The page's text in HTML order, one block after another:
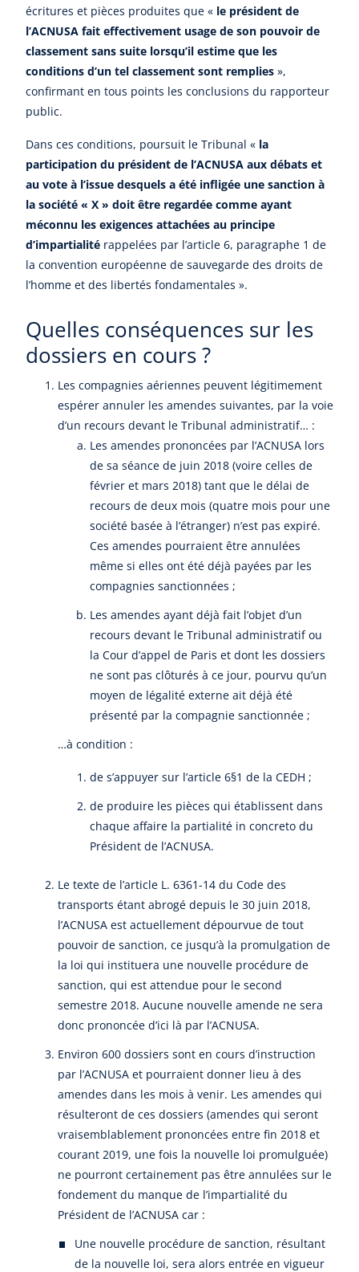
écritures et pièces produites que « le président de
l’ACNUSA fait effectivement usage de son pouvoir de
classement sans suite lorsqu’il estime que les
conditions d’un tel classement sont remplies »,
confirmant en tous points les conclusions du rapporteur
public.
Dans ces conditions, poursuit le Tribunal « la
participation du président de l’ACNUSA aux débats et
au vote à l’issue desquels a été infligée une sanction à
la société « X » doit être regardée comme ayant
méconnu les exigences attachées au principe
d’impartialité rappelées par l’article 6, paragraphe 1 de
la convention européenne de sauvegarde des droits de
l’homme et des libertés fondamentales ».
Quelles conséquences sur les
dossiers en cours ?
Les compagnies aériennes peuvent légitimement
espérer annuler les amendes suivantes, par la voie
d’un recours devant le Tribunal administratif… :
Les amendes prononcées par l’ACNUSA lors
de sa séance de juin 2018 (voire celles de
février et mars 2018) tant que le délai de
recours de deux mois (quatre mois pour une
société basée à l’étranger) n’est pas expiré.
Ces amendes pourraient être annulées
même si elles ont été déjà payées par les
compagnies sanctionnées ;
Les amendes ayant déjà fait l’objet d’un
recours devant le Tribunal administratif ou
la Cour d’appel de Paris et dont les dossiers
ne sont pas clôturés à ce jour, pourvu qu’un
moyen de légalité externe ait déjà été
présenté par la compagnie sanctionnée ;
…à condition :
de s’appuyer sur l’article 6§1 de la CEDH ;
de produire les pièces qui établissent dans
chaque affaire la partialité in concreto du
Président de l’ACNUSA.
Le texte de l’article L. 6361-14 du Code des
transports étant abrogé depuis le 30 juin 2018,
l’ACNUSA est actuellement dépourvue de tout
pouvoir de sanction, ce jusqu’à la promulgation de
la loi qui instituera une nouvelle procédure de
sanction, qui est attendue pour le second
semestre 2018. Aucune nouvelle amende ne sera
donc prononcée d’ici là par l’ACNUSA.
Environ 600 dossiers sont en cours d’instruction
par l’ACNUSA et pourraient donner lieu à des
amendes dans les mois à venir. Les amendes qui
résulteront de ces dossiers (amendes qui seront
vraisemblablement prononcées entre fin 2018 et
courant 2019, une fois la nouvelle loi promulguée)
ne pourront certainement pas être annulées sur le
fondement du manque de l’impartialité du
Président de l’ACNUSA car :
Une nouvelle procédure de sanction, résultant
de la nouvelle loi, sera alors entrée en vigueur